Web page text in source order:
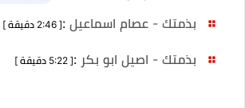
بذمتك - عصام اسماعيل :[ 2:46 دقيقة ]
بذمتك - اصيل ابو بكر :[ 5:22 دقيقة ]